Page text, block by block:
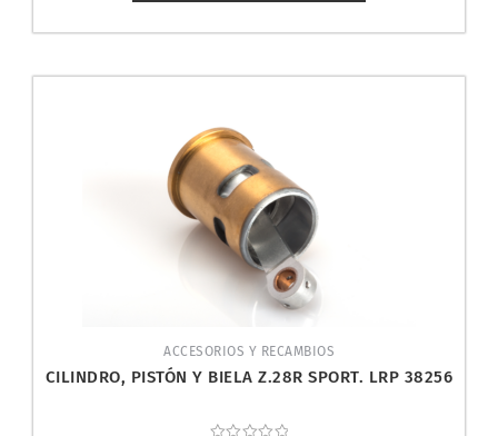
ACCESORIOS Y RECAMBIOS
CILINDRO, PISTÓN Y BIELA Z.28R SPORT. LRP 38256